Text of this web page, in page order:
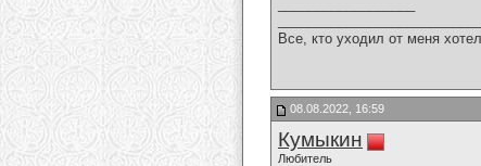
Все, кто уходил от меня
08.08.2022, 16:59
Кумыкин
Любитель